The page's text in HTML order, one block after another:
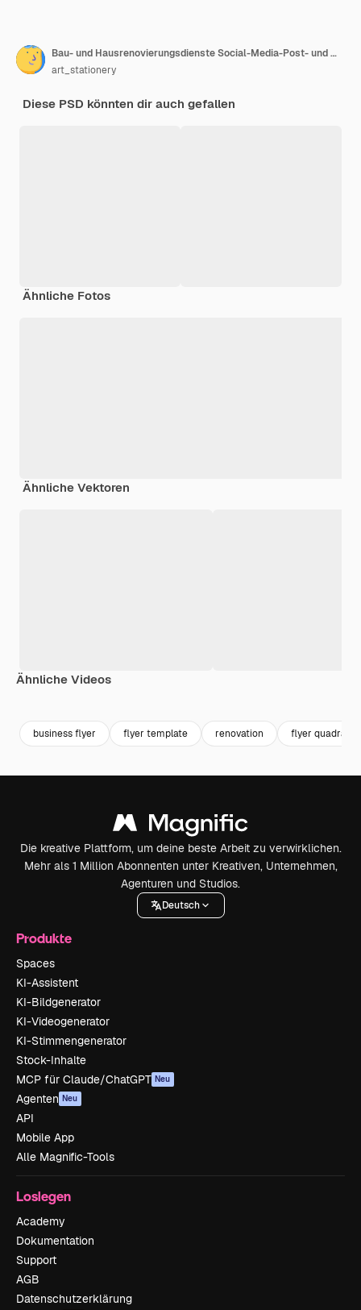
Bau- und Hausrenovierungsdienste Social-Media-Post- und Web-Banner-Design-Vorlage
art_stationery
Diese PSD könnten dir auch gefallen
Ähnliche Fotos
Ähnliche Vektoren
Ähnliche Videos
business flyer flyer template renovation flyer
Die kreative Plattform, um deine beste Arbeit zu verwirklichen.
Mehr als 1 Million Abonnenten unter Kreativen, Unternehmen,
Agenturen und Studios.
Deutsch
Produkte
Spaces
KI-Assistent
KI-Bildgenerator
KI-Videogenerator
KI-Stimmengenerator
Stock-Inhalte
MCP für Claude/ChatGPT Neu
Agenten Neu
API
Mobile App
Alle Magnific-Tools
Loslegen
Academy
Dokumentation
Support
AGB
Datenschutzerklärung